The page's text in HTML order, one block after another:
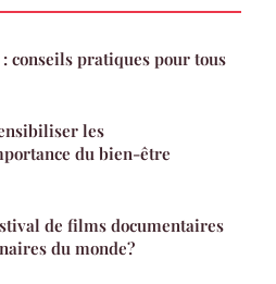
conseils pratiques pour tous
les
du bien-être
de films documentaires
du monde?